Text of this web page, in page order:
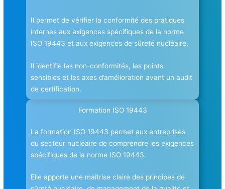
Il permet de vérifier la conformité des pratiques
internes aux exigences spécifiques de la norme
ISO 19443 et aux exigences de sûreté nucléaire.
Il identifie les non-conformités, les points
sensibles et les axes d’amélioration avant un audit
de certification.
Formation ISO 19443
La formation ISO 19443 permet aux entreprises
du secteur nucléaire de comprendre les exigences
spécifiques de la norme ISO 19443.
Elle apporte une maîtrise claire des principes de